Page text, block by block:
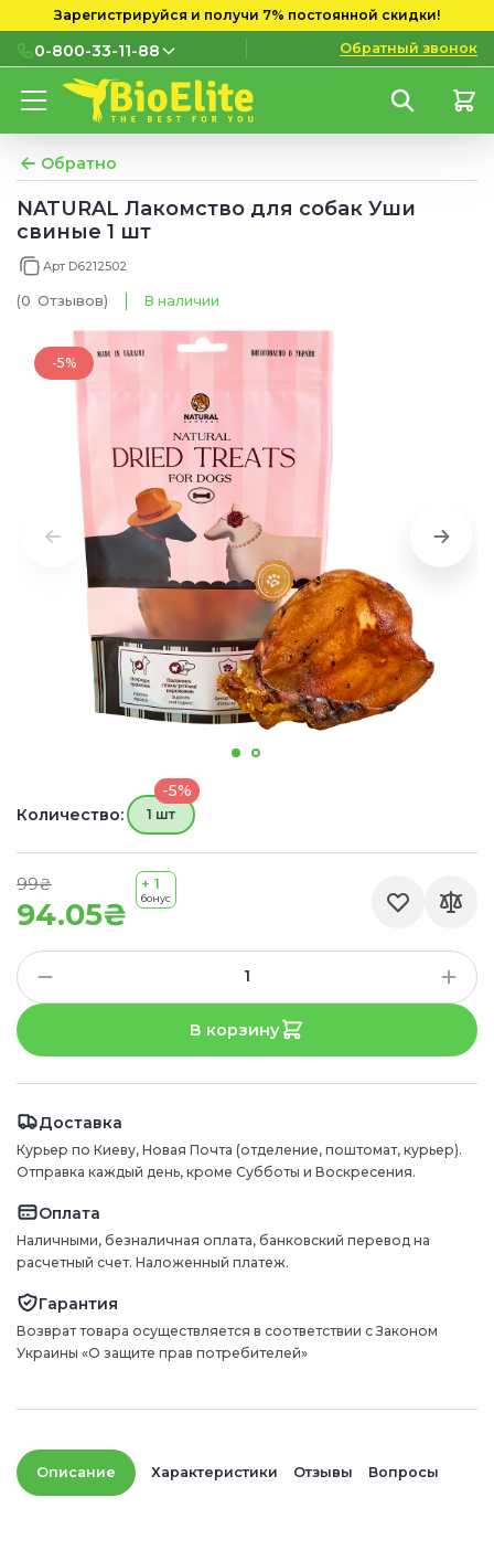
Зарегистрируйся и получи 7% постоянной скидки!
0-800-33-11-88
0-800-33-11-88
мобильных номеров
(097) 133 11 88
(095) 133 11 88
Обратный звонок
Обратно
NATURAL Лакомство для собак Уши
свиные 1 шт
Арт D6212502
(0 Отзывов) В наличии
-5%
94.05₴
99₴ + 1
бонус
Количество:
-5%
1 шт
В корзину
Доставка
Курьер по Киеву, Новая Почта (отделение, поштомат, курьер).
Отправка каждый день, кроме Субботы и Воскресения.
Оплата
Наличными, безналичная оплата, банковский перевод на
расчетный счет. Наложенный платеж.
Гарантия
Возврат товара осуществляется в соответствии с Законом
Украины «О защите прав потребителей»
Описание Характеристики Отзывы Вопросы